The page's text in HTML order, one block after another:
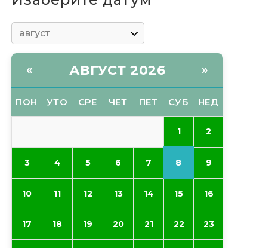
« АВГУСТ 2026 »
ПОН УТО СРЕ ЧЕТ ПЕТ СУБ НЕД
1 2
3 4 5 6 7 8 9
10 11 12 13 14 15 16
17 18 19 20 21 22 23